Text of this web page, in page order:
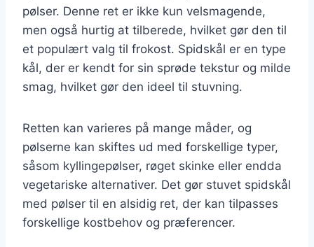
pølser. Denne ret er ikke kun velsmagende,
men også hurtig at tilberede, hvilket gør den til
et populært valg til frokost. Spidskål er en type
kål, der er kendt for sin sprøde tekstur og milde
smag, hvilket gør den ideel til stuvning.
Retten kan varieres på mange måder, og
pølserne kan skiftes ud med forskellige typer,
såsom kyllingepølser, røget skinke eller endda
vegetariske alternativer. Det gør stuvet spidskål
med pølser til en alsidig ret, der kan tilpasses
forskellige kostbehov og præferencer.